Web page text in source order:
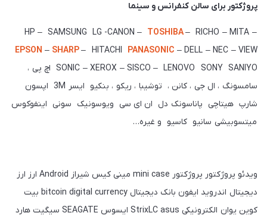
پروژکتور برای سالن کنفرانس و سینما
TOSHIBA– RICHO – MITA –
EPSON – SHARP– HITACHI PANASONIC – DELL – NEC – VIEW
SONIC – XEROX – SISCO – LENOVO SONY SANIYO اچ پی ،
سامسونگ ، ال جی ، کانن ، توشیبا ، ریکو ، بنکیو ایسر 3M اپسون
شارپ هیتاچی پاناسونک دل ان ای سی ویوسونیک سونی اینفوکوس
میتسوبیشی سانیو کاسیو و غیره…
ویدئو پروژکتور پروژکتور mini case مینی کیس شیراز Android ارز ارز
دیجیتال اندروید ایفون بانک دیجیتال bitcoin digital currency بیت
کوین یوان الکترونیکی StrixLC asus ایسوس SEAGATE سیگیت هارد